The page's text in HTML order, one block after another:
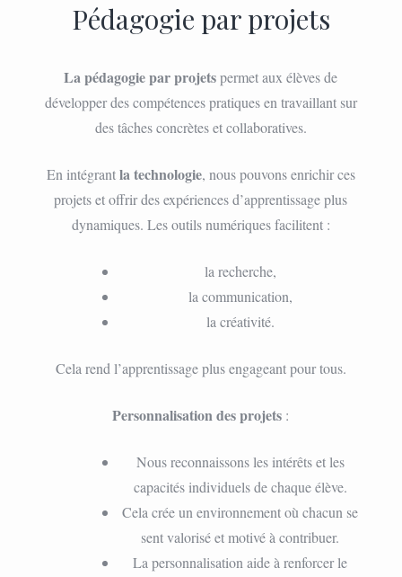
Pédagogie par projets
La pédagogie par projetspermet aux élèves de
développer des compétences pratiques en travaillant sur
des tâches concrètes et collaboratives.
En intégrantla technologie, nous pouvons enrichir ces
projets et offrir des expériences d’apprentissage plus
dynamiques. Les outils numériques facilitent :
la recherche,
la communication,
la créativité.
Cela rend l’apprentissage plus engageant pour tous.
Personnalisation des projets :
Nous reconnaissons les intérêts et les
capacités individuels de chaque élève.
Cela crée un environnement où chacun se
sent valorisé et motivé à contribuer.
La personnalisation aide à renforcer le